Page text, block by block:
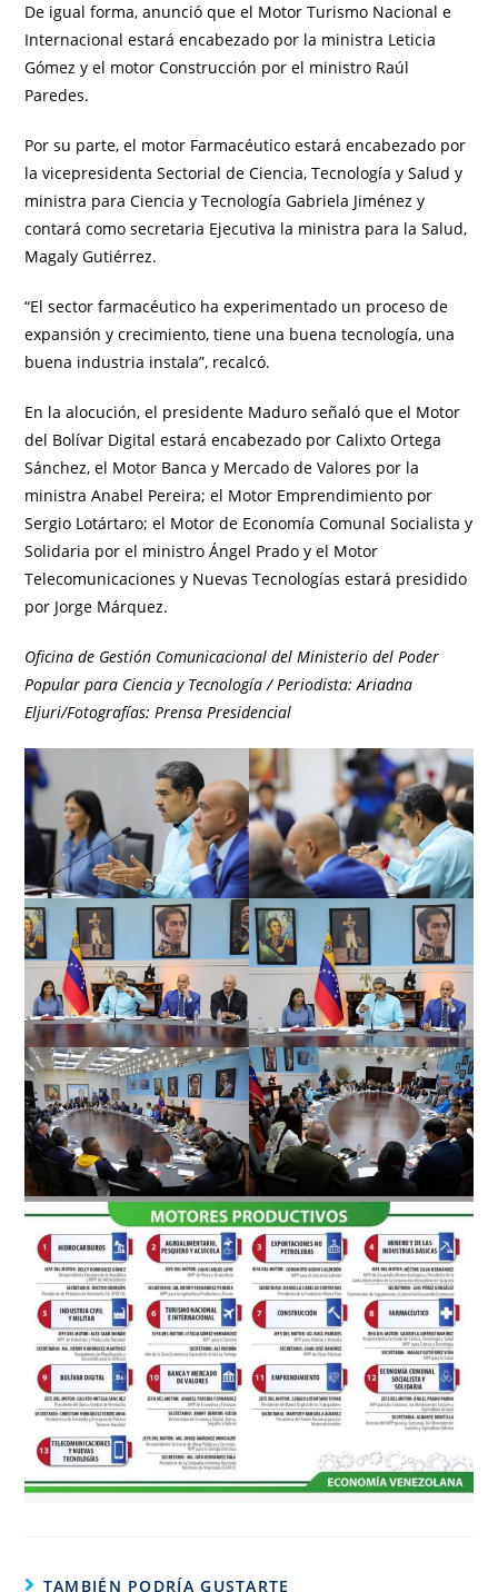
De igual forma, anunció que el Motor Turismo Nacional e
Internacional estará encabezado por la ministra Leticia
Gómez y el motor Construcción por el ministro Raúl
Paredes.
Por su parte, el motor Farmacéutico estará encabezado por
la vicepresidenta Sectorial de Ciencia, Tecnología y Salud y
ministra para Ciencia y Tecnología Gabriela Jiménez y
contará como secretaria Ejecutiva la ministra para la Salud,
Magaly Gutiérrez.
“El sector farmacéutico ha experimentado un proceso de
expansión y crecimiento, tiene una buena tecnología, una
buena industria instala”, recalcó.
En la alocución, el presidente Maduro señaló que el Motor
del Bolívar Digital estará encabezado por Calixto Ortega
Sánchez, el Motor Banca y Mercado de Valores por la
ministra Anabel Pereira; el Motor Emprendimiento por
Sergio Lotártaro; el Motor de Economía Comunal Socialista y
Solidaria por el ministro Ángel Prado y el Motor
Telecomunicaciones y Nuevas Tecnologías estará presidido
por Jorge Márquez.
Oficina de Gestión Comunicacional del Ministerio del Poder
Popular para Ciencia y Tecnología / Periodista: Ariadna
Eljuri/Fotografías: Prensa Presidencial
TAMBIÉN PODRÍA GUSTARTE